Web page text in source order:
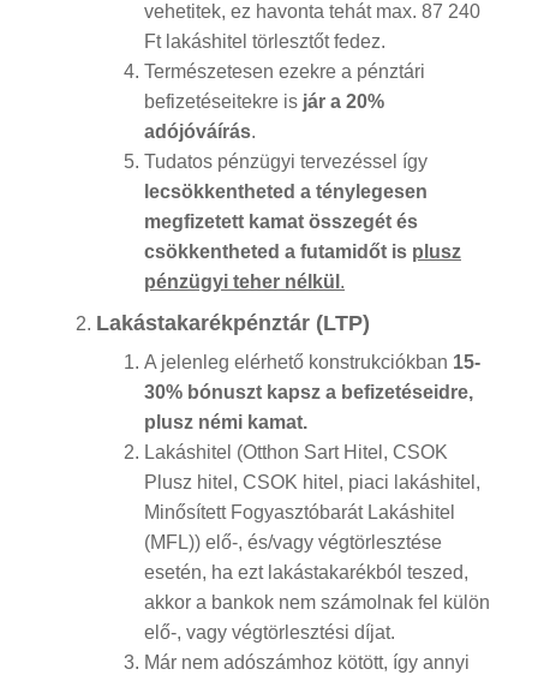
vehetitek, ez havonta tehát max. 87 240
Ft lakáshitel törlesztőt fedez.
Természetesen ezekre a pénztári
befizetéseitekre is jár a 20%
adójóváírás.
Tudatos pénzügyi tervezéssel így
lecsökkentheted a ténylegesen
megfizetett kamat összegét és
csökkentheted a futamidőt is plusz
pénzügyi teher nélkül .
Lakástakarékpénztár (LTP)
A jelenleg elérhető konstrukciókban 15-
30% bónuszt kapsz a befizetéseidre,
plusz némi kamat.
Lakáshitel (Otthon Sart Hitel, CSOK
Plusz hitel, CSOK hitel, piaci lakáshitel,
Minősített Fogyasztóbarát Lakáshitel
(MFL)) elő-, és/vagy végtörlesztése
esetén, ha ezt lakástakarékból teszed,
akkor a bankok nem számolnak fel külön
elő-, vagy végtörlesztési díjat.
Már nem adószámhoz kötött, így annyi